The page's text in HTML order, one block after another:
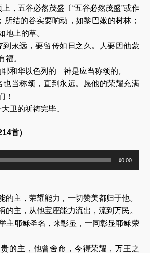
，五谷必然茂盛〔“五谷必然茂盛”或作
所结的谷实要响动，如黎巴嫩的树林；
地上的草。
到永远，要留传如日之久。人要因他蒙
福。
和华以色列的 神是应当称颂的。
也当称颂，直到永远。愿他的荣耀充满
！
卫的祈祷完毕。
首）
00:00
的主，荣耀能力，一切赞美都归于他。
的主，从他宝座能力流出，流到万民。
主耶稣圣名，来彰显，一同彰显耶稣荣
的主，他曾舍命，今得荣耀，万王之